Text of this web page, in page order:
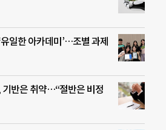
일한 아카데미’…조별 과제
반은 취약…“절반은 비정